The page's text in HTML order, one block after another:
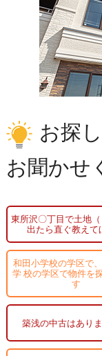
お探
お聞かせ
東所沢〇丁目で土地
出たら直ぐ教えて
和田小学校の学区で
学校の学区で物件を
す
築浅の中古はあり